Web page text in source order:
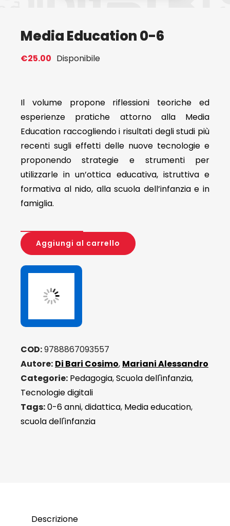
Media Education 0-6
€25.00 Disponibile
Il volume propone riflessioni teoriche ed
esperienze pratiche attorno alla Media
Education raccogliendo i risultati degli studi più
recenti sugli effetti delle nuove tecnologie e
proponendo strategie e strumenti per
utilizzarle in un’ottica educativa, istruttiva e
formativa al nido, alla scuola dell’infanzia e in
famiglia.
Media
Education
0-
quantità
Aggiungi al carrello
COD:9788867093557
Autore: Di Bari Cosimo, Mariani Alessandro
Categorie: Pedagogia,Scuola dell'infanzia,
Tecnologie digitali
Tags:0-6 anni,didattica, Media education,
scuola dell'infanzia
Descrizione